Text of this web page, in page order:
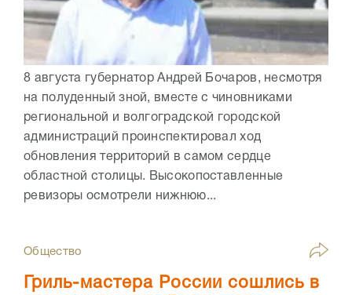
8 августа губернатор Андрей Бочаров, несмотря
на полуденный зной, вместе с чиновниками
региональной и волгоградской городской
администраций проинспектировал ход
обновления территорий в самом сердце
областной столицы. Высокопоставленные
ревизоры осмотрели нижнюю...
Общество
Гриль-мастера России сошлись в